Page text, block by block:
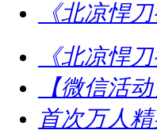
《北凉悍
《北凉悍
【微信活
首次万人